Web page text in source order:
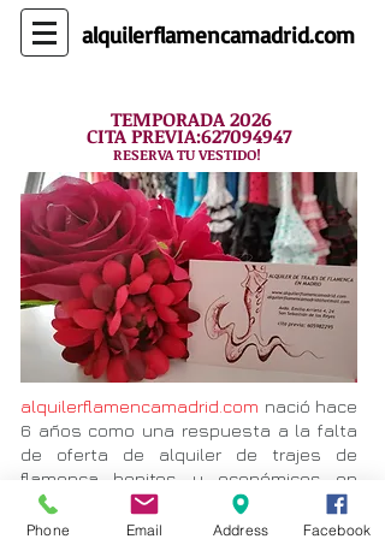
alquilerflamenca​madrid.com
TEMPORADA 2026
CITA PREVIA:627094947
RESERVA TU VESTIDO!
alquilerflamencamadrid.com nació hace
6 años como una respuesta a la falta
de oferta de alquiler de trajes de
flamenca bonitos y económicos en
Madrid. Disponemos de vestidos en
distintas tallas, trajes de diseñadores
Phone Email Address Facebook